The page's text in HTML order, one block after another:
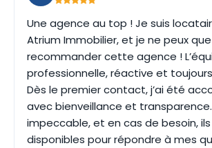
Une agence au top ! Je suis
Atrium Immobilier, et je ne peux que
recommander cette agence !
professionnelle, réactive et
Dès le premier contact, j’ai été
avec bienveillance et transparence.
impeccable, et en cas de besoin,
disponibles pour répondre à mes